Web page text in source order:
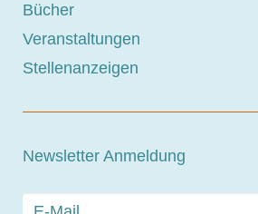
Bücher
Veranstaltungen
Stellenanzeigen
Newsletter Anmeldung